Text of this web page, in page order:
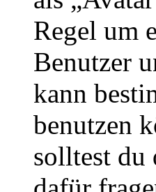
Regel um
Benutzer
kann
benutzen
solltest du